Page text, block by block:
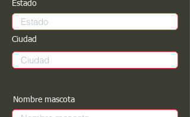
Estado
Ciudad
Nombre mascota